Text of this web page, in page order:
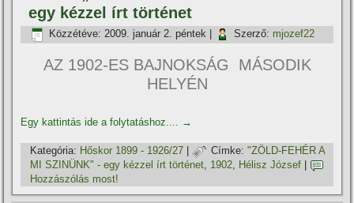
egy kézzel í­rt történet
Közzétéve: 2009. január 2. péntek Szerző: mjozef22
AZ 1902-ES BAJNOKSÁG MÁSODIK
HELYÉN
Egy kattintás ide a folytatáshoz.... →
Kategória: Hőskor 1899 - 1926/27 | Címke: "ZÖLD-FEHÉR A
MI SZINÜNK" - egy kézzel í­rt történet, 1902, Hélisz József
Hozzászólás most!